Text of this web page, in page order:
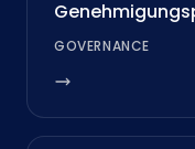
GOVERNANCE